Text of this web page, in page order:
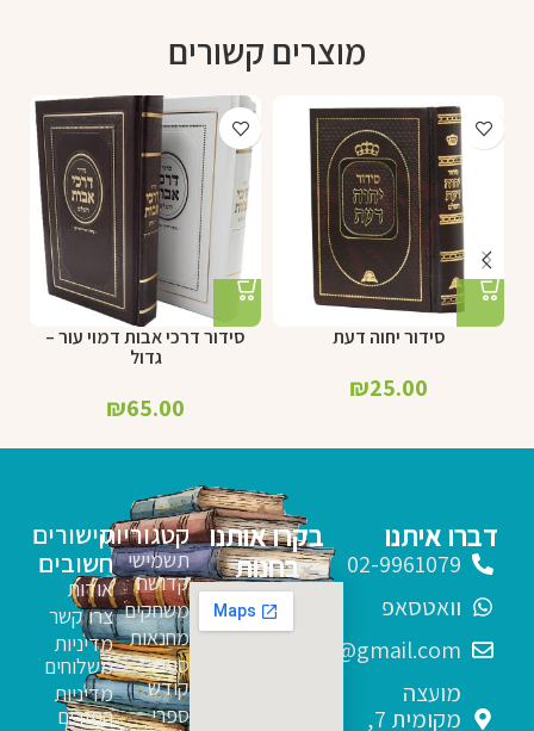
מוצרים קשורים
סידור יחוה דעת
₪25.00
סידור דרכי אבות דמוי עור –
גדול
₪65.00
קטגוריות
תשמישי
קדושה
משחקים
מחנאות
ספרי
קודש
ספרי
קישורים
חשובים
אודות
צרו קשר
מדיניות
משלוחים
מדיניות
החזרים
דברו איתנו
02-9961079
וואטסאפ
sfarim.k4@gmail.com
מועצה
מקומית 7,
בקרו אותנו
בחנות